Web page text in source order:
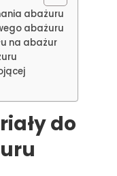
abażuru
abażuru
na abażur
do